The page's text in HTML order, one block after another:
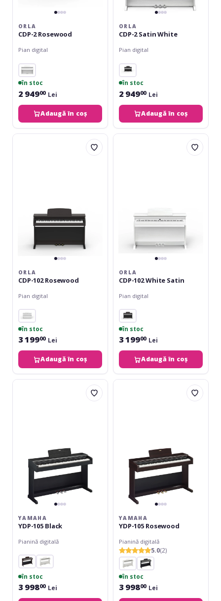
ORLA
CDP-2 Rosewood
Pian digital
în stoc
2 94900 Lei
Adaugă în coș
ORLA
CDP-2 Satin White
Pian digital
în stoc
2 94900 Lei
Adaugă în coș
Orla
ORLA
CDP-102 Rosewood
Pian digital
în stoc
3 19900 Lei
Adaugă în coș
Orla
ORLA
CDP-102 White Satin
Pian digital
în stoc
3 19900 Lei
Adaugă în coș
Yamaha
YAMAHA
YDP-105 Black
Pianină digitală
în stoc
3 99800 Lei
Yamaha
YAMAHA
YDP-105 Rosewood
Pianină digitală
5.0(2)
în stoc
3 99800 Lei